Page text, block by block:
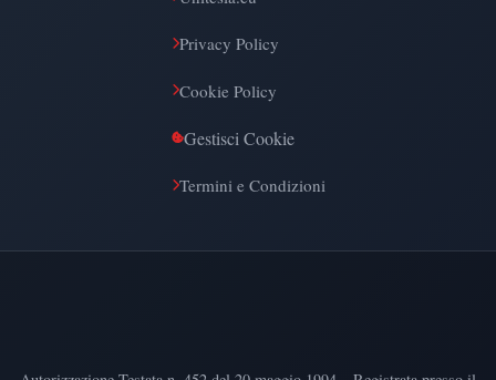
Privacy Policy
Cookie Policy
Gestisci Cookie
Termini e Condizioni